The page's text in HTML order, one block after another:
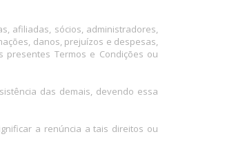
afiliadas, sócios, administradores,
danos, prejuízos e despesas,
Termos e Condições ou
das demais, devendo essa
a renúncia a tais direitos ou